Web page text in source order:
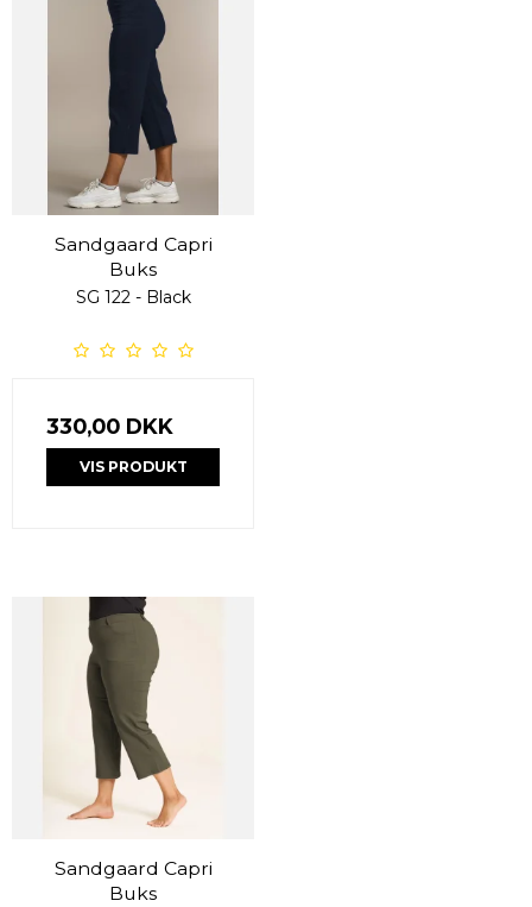
Sandgaard Capri
Buks
SG 122 - Black
330,00 DKK
VIS PRODUKT
Sandgaard Capri
Buks